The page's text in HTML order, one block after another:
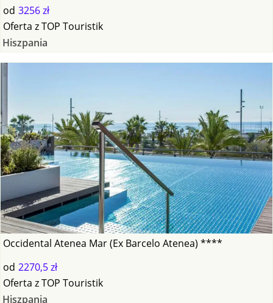
od 3256 zł
Oferta zTOP Touristik
Hiszpania
Occidental Atenea Mar (Ex Barcelo Atenea) ****
od 2270,5 zł
Oferta zTOP Touristik
Hiszpania